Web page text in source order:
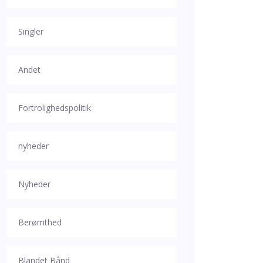
Singler
Andet
Fortrolighedspolitik
nyheder
Nyheder
Berømthed
Blandet Bånd